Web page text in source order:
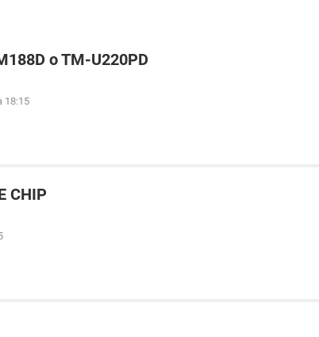
o TM-U220PD
18:15
CHIP